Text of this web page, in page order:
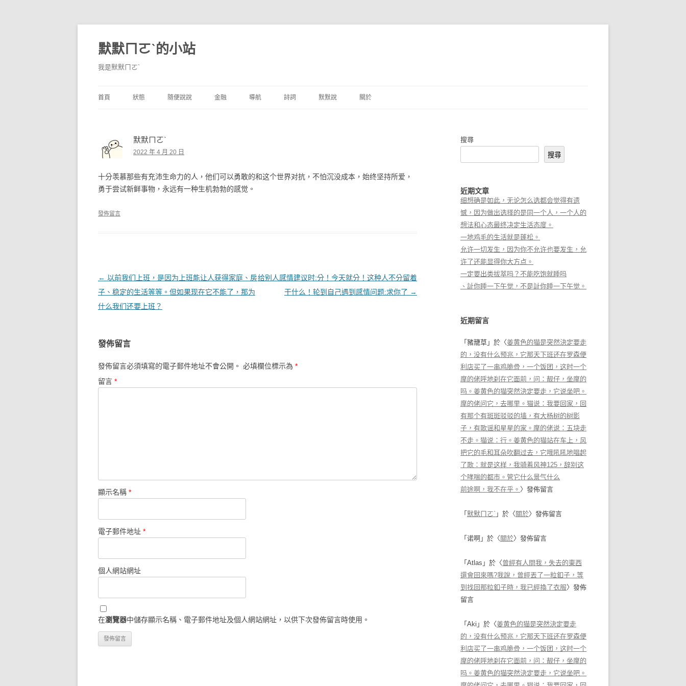
默默ㄇㄛˋ的小站
我是默默ㄇㄛˋ
首頁 狀態
獨白
隨便說說 金融
境外銀行
導航 詩詞 默默說 關於
默默ㄇㄛˋ
2022 年 4 月 20 日
十分羡慕那些有充沛生命力的人，他们可以勇敢的和这个世界对抗，不怕沉没成本，始终坚持所爱，
勇于尝试新鲜事物，永远有一种生机勃勃的感觉。
發佈留言
文章導覽
← 以前我们上班，是因为上班能让人获得家庭、房
子、稳定的生活等等。但如果现在它不能了，那为
什么我们还要上班？
给别人感情建议时:分！今天就分！这种人不分留着
干什么！轮到自己遇到感情问题:求你了 →
發佈留言
發佈留言必須填寫的電子郵件地址不會公開。 必填欄位標示為 *
留言 *
顯示名稱 *
電子郵件地址 *
個人網站網址
在瀏覽器中儲存顯示名稱、電子郵件地址及個人網站網址，以供下次發佈留言時使用。
搜尋
搜尋
近期文章
细想确是如此，无论怎么选都会觉得有遗
憾，因为做出选择的是同一个人，一个人的
想法和心态最终决定生活态度。
一地鸡毛的生活就是蓬松。
允许一切发生，因为你不允许也要发生，允
许了还能显得你大方点。
一定要出类拔萃吗？不能吃饱就睡吗
、訨你睡一下午觉，不是訨你睡一下午觉。
近期留言
「 豬籠草 」於〈姜黄色的猫是突然決定要走
的，没有什么预兆，它那天下班还在罗森便
利店买了一串鸡脆骨，一个饭团，这时一个
摩的佬呼地刹在它面前，问：靓仔，坐摩的
吗。姜黄色的猫突然決定要走，它说坐吧。
摩的佬问它，去哪里。猫说：我要回家，回
有那个有斑斑驳驳的墙，有大杨树的树影
子，有歌谣和星星的家。摩的佬说：五块走
不走。猫说：行。姜黄色的猫站在车上，风
把它的毛和耳朵吹翻过去，它哦吼吼地唱起
了歌：就是这样，我骑着风神125，辞别这
个哮喘的都市。管它什么景气什么
前途啊，我不在乎。 〉發佈留言
「 默默ㄇㄛˋ 」於〈 關於〉發佈留言
「 诺啊 」於〈 關於〉發佈留言
「 Atlas 」於〈曾經有人問我，失去的東西
還會回來嗎?我說，曾經丟了一粒釦子，等
到找回那粒釦子時，我已經換了衣服〉發佈
留言
「 Aki 」於〈姜黄色的猫是突然決定要走
的，没有什么预兆，它那天下班还在罗森便
利店买了一串鸡脆骨，一个饭团，这时一个
摩的佬呼地刹在它面前，问：靓仔，坐摩的
吗。姜黄色的猫突然決定要走，它说坐吧。